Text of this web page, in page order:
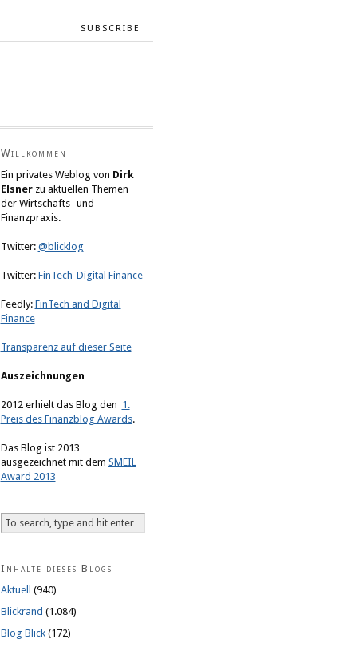
SUBSCRIBE
Willkommen
Ein privates Weblog von Dirk
Elsnerzu aktuellen Themen
der Wirtschafts- und
Finanzpraxis.
Twitter: @blicklog
Twitter: FinTech_Digital Finance
Feedly: FinTech and Digital
Finance
Transparenz auf dieser Seite
Auszeichnungen
2012 erhielt das Blog den 1.
Preis des Finanzblog Awards.
Das Blog ist 2013
ausgezeichnet mit dem SMEIL
Award 2013
Inhalte dieses Blogs
Aktuell (940)
Blickrand (1.084)
Blog Blick(172)